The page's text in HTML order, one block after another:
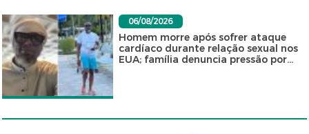
06/08/2026
Homem morre após sofrer ataque
cardíaco durante relação sexual nos
EUA; família denuncia pressão por...